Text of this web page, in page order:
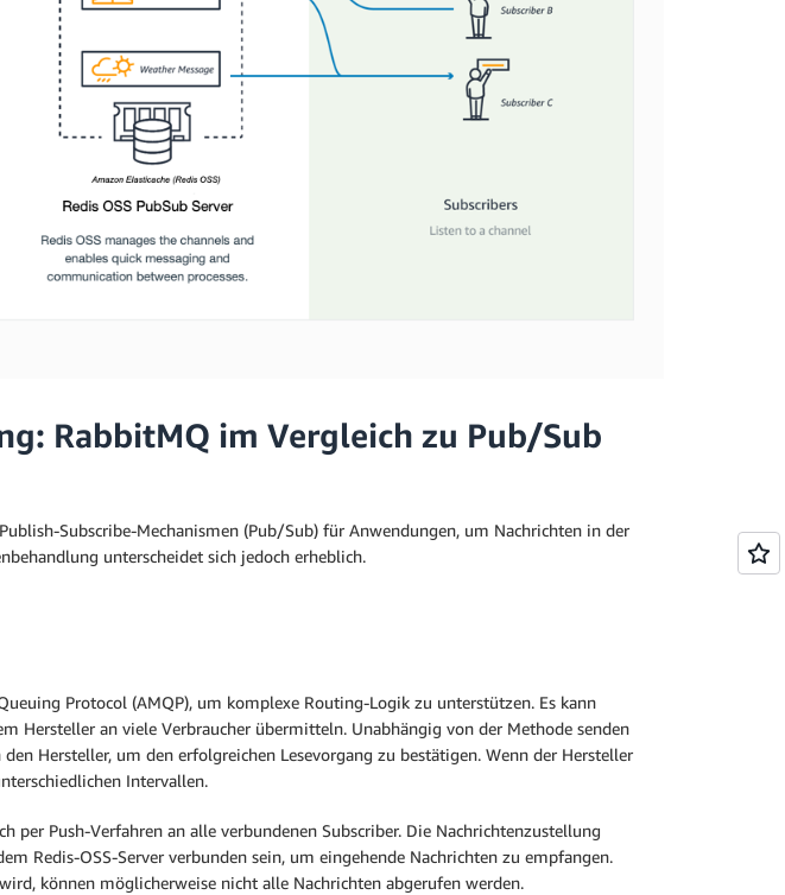
RabbitMQ im Vergleich zu Pub/Sub
Subscribe-Mechanismen (Pub/Sub) für Anwendungen, um Nachrichten in der
unterscheidet sich jedoch erheblich.
Protocol (AMQP), um komplexe Routing-Logik zu unterstützen. Es kann
Hersteller an viele Verbraucher übermitteln. Unabhängig von der Methode senden
Hersteller, um den erfolgreichen Lesevorgang zu bestätigen. Wenn der Hersteller
Intervallen.
per Push-Verfahren an alle verbundenen Subscriber. Die Nachrichtenzustellung
Redis-OSS-Server verbunden sein, um eingehende Nachrichten zu empfangen.
können möglicherweise nicht alle Nachrichten abgerufen werden.